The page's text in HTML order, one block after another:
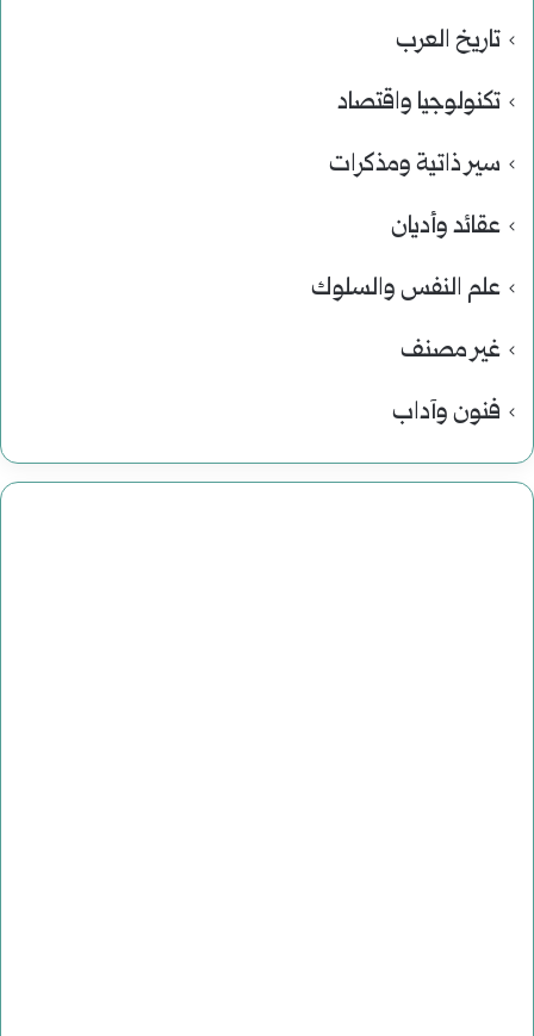
تاريخ العرب
تكنولوجيا واقتصاد
سير ذاتية ومذكرات
عقائد وأديان
علم النفس والسلوك
غير مصنف
فنون وآداب